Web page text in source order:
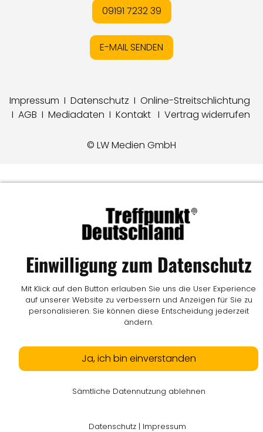
09191 7232 39
E-MAIL SENDEN
Impressum I Datenschutz I Online-Streitschlichtung
I AGB I Mediadaten I Kontakt I Vertrag widerrufen
© LW Medien GmbH
Einwilligung zum Datenschutz
Mit Klick auf den Button erlauben Sie uns die User Experience
auf unserer Website zu verbessern und Anzeigen für Sie zu
personalisieren. Sie können diese Entscheidung jederzeit
ändern.
Ja, ich bin einverstanden
Sämtliche Datennutzung ablehnen
Datenschutz | Impressum